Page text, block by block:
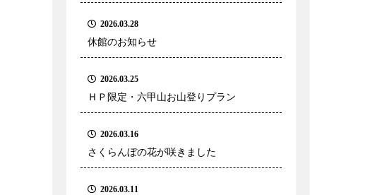
2026.03.28
休館のお知らせ
2026.03.25
ＨＰ限定・六甲山お山登りプラン
2026.03.16
さくらんぼの花が咲きました
2026.03.11